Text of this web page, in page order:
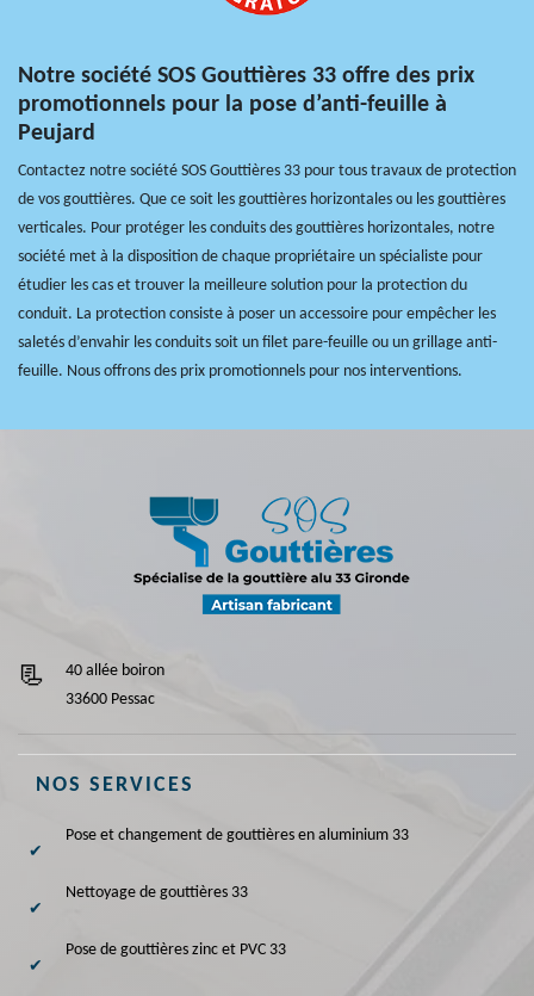
Notre société SOS Gouttières 33 offre des prix
promotionnels pour la pose d’anti-feuille à
Peujard
Contactez notre société SOS Gouttières 33 pour tous travaux de protection
de vos gouttières. Que ce soit les gouttières horizontales ou les gouttières
verticales. Pour protéger les conduits des gouttières horizontales, notre
société met à la disposition de chaque propriétaire un spécialiste pour
étudier les cas et trouver la meilleure solution pour la protection du
conduit. La protection consiste à poser un accessoire pour empêcher les
saletés d’envahir les conduits soit un filet pare-feuille ou un grillage anti-
feuille. Nous offrons des prix promotionnels pour nos interventions.
40 allée boiron
33600 Pessac
NOS SERVICES
Pose et changement de gouttières en aluminium 33
Nettoyage de gouttières 33
Pose de gouttières zinc et PVC 33